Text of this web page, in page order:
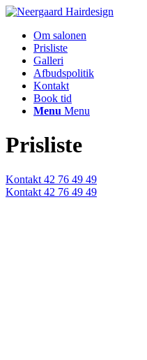
Om salonen
Prisliste
Galleri
Afbudspolitik
Kontakt
Book tid
Menu Menu
Prisliste
Kontakt 42 76 49 49
Kontakt 42 76 49 49